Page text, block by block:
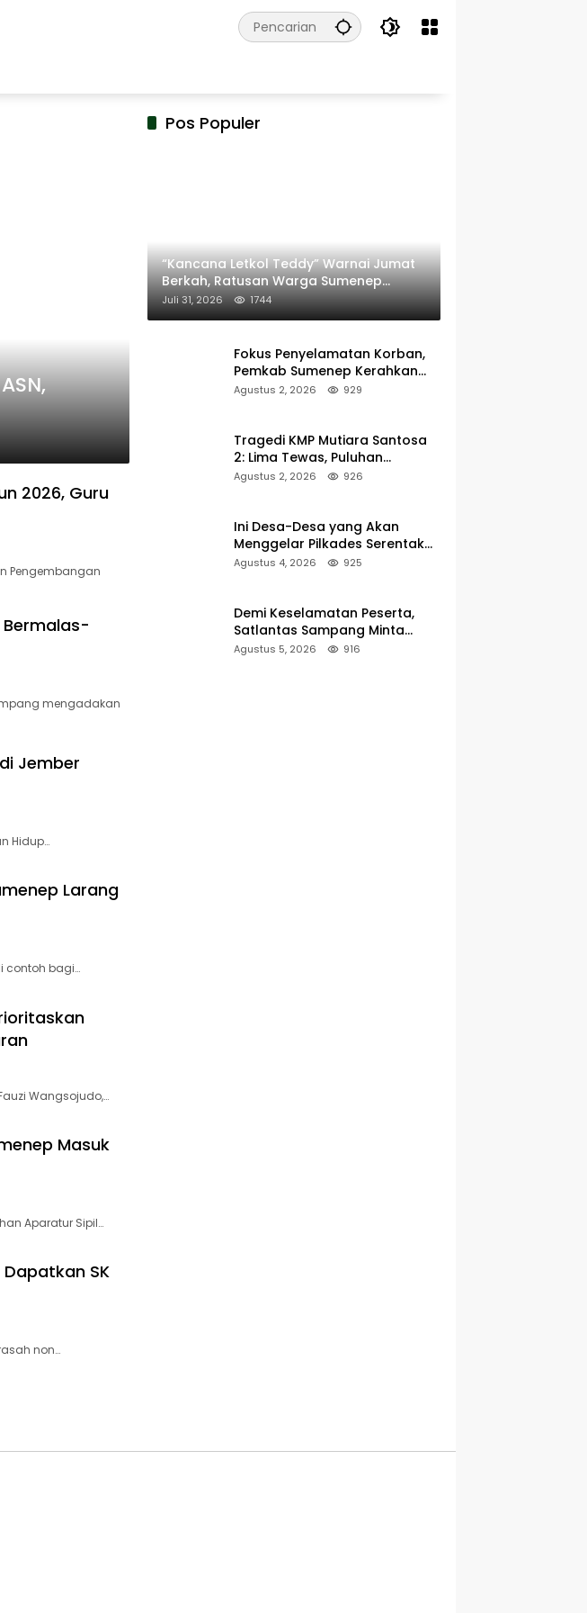
2026, Guru
Pengembangan
Bermalas-
mengadakan
Jember
Hidup…
Larang
contoh bagi…
Wangsojudo,…
Masuk
Aparatur Sipil…
Dapatkan SK
non…
Pos Populer
“Kancana Letkol Teddy” Warnai Jumat
Berkah, Ratusan Warga Sumenep
Terima Nasi Bungkus
Juli 31, 2026 1744
Fokus Penyelamatan Korban,
Pemkab Sumenep Kerahkan
Tim Medis dan Ambulans ke
Agustus 2, 2026 929
Tragedi KMP Mutiara Santosa
2: Lima Tewas, Puluhan
Penumpang Masih Dalam
Agustus 2, 2026 926
Ini Desa-Desa yang Akan
Menggelar Pilkades Serentak
2027 di Kabupaten Sumenep
Agustus 4, 2026 925
Demi Keselamatan Peserta,
Satlantas Sampang Minta
Latihan Gerak Jalan Pindah ke
Agustus 5, 2026 916